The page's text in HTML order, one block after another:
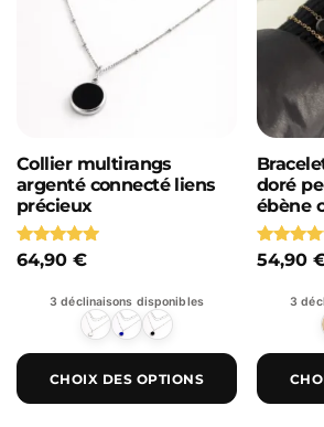
Collier multirangs
argenté connecté liens
précieux
Note
5.00
64,90 €
3 déclinaisons disponibles
CHOIX DES OPTIONS
doré
ébène
Note
4.50
54,90
3